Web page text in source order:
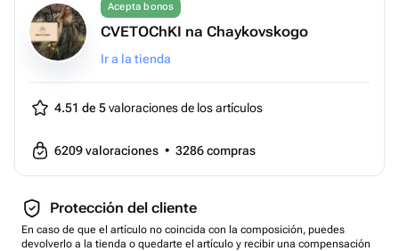
Acepta bonos
CVETOChKI na Chaykovskogo
Ir a la tienda
4.51 de 5valoraciones de los artículos
6209valoraciones • 3286compras
Protección del cliente
En caso de que el artículo no coincida con la composición, puedes
devolverlo a la tienda o quedarte el artículo y recibir una compensación